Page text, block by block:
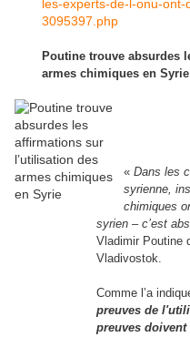
les-experts-de-l-onu-
3095397.php
Poutine trouve absurdes
armes chimiques en Syrie
« Dans les
syrienne,
chimiques
syrien – c’est
Vladimir Poutine
Vladivostok.
Comme l’a
preuves de
preuves doivent